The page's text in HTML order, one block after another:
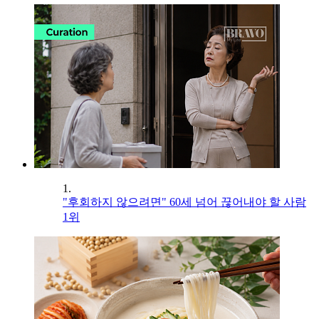
1.
"후회하지 않으려면" 60세 넘어 끊어내야 할 사람
1위